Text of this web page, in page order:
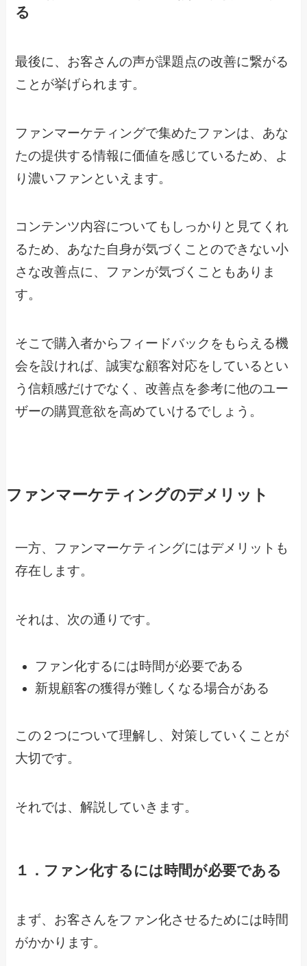
る
最後に、お客さんの声が課題点の改善に繋がる
ことが挙げられます。
ファンマーケティングで集めたファンは、あな
たの提供する情報に価値を感じているため、よ
り濃いファンといえます。
コンテンツ内容についてもしっかりと見てくれ
るため、あなた自身が気づくことのできない小
さな改善点に、ファンが気づくこともありま
す。
そこで購入者からフィードバックをもらえる機
会を設ければ、誠実な顧客対応をしているとい
う信頼感だけでなく、改善点を参考に他のユー
ザーの購買意欲を高めていけるでしょう。
ファンマーケティングのデメリット
一方、ファンマーケティングにはデメリットも
存在します。
それは、次の通りです。
ファン化するには時間が必要である
新規顧客の獲得が難しくなる場合がある
この２つについて理解し、対策していくことが
大切です。
それでは、解説していきます。
１．ファン化するには時間が必要である
まず、お客さんをファン化させるためには時間
がかかります。